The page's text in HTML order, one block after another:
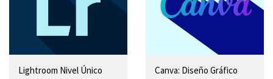
Lightroom Nivel Único
Canva: Diseño Gráfico